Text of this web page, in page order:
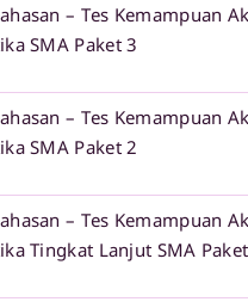
– Tes Kemampuan
SMA Paket 3
– Tes Kemampuan
SMA Paket 2
– Tes Kemampuan
Tingkat Lanjut SMA